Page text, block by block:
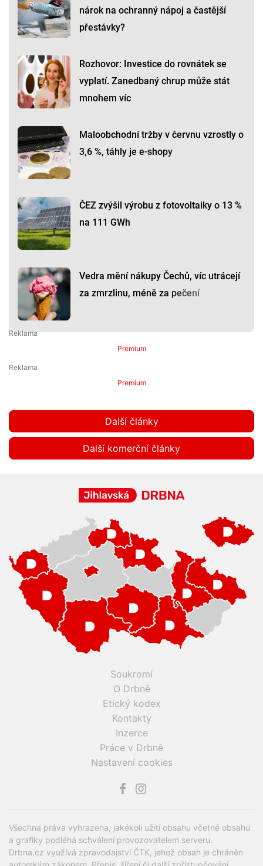
nárok na ochranný nápoj a častější
přestávky?
Rozhovor: Investice do rovnátek se
vyplatí. Zanedbaný chrup může stát
mnohem víc
Maloobchodní tržby v červnu vzrostly o
3,6 %, táhly je e-shopy
ČEZ zvýšil výrobu z fotovoltaiky o 13 %
na 111 GWh
Vedra mění nákupy Čechů, víc utrácejí
za zmrzlinu, méně za pečení
Premium
Premium
Další články
Další komerční články
Soukromí
O Drbně
Etický kodex
Kontakty
Inzerce
Práce v Drbně
Nastavení cookies
Všechna práva vyhrazena, jakékoli užití obsahu včetné obsahu
a grafiky podléhá schválení provozovatelem serveru.
Drbna.cz využívá zpravodajství ČTK, jehož obsah je chráněn